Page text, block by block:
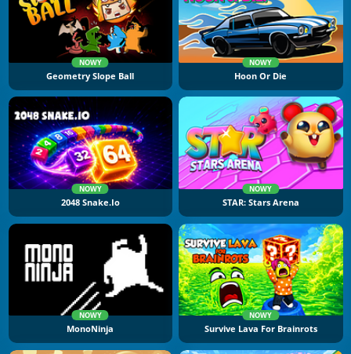
NOWY
Geometry Slope Ball
NOWY
Hoon Or Die
NOWY
2048 Snake.io
NOWY
STAR: Stars Arena
NOWY
MonoNinja
NOWY
Survive Lava For Brainrots